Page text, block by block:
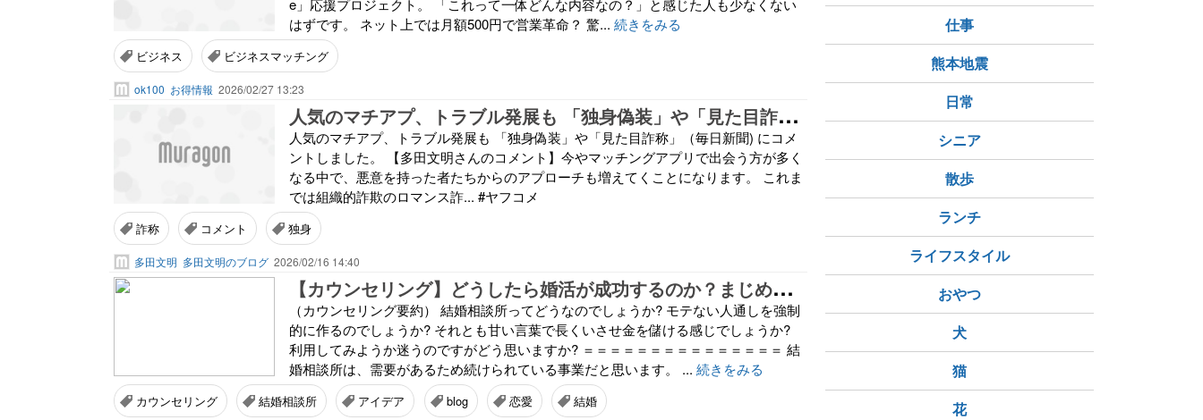
e」応援プロジェクト。 「これって一体どんな内容なの？」と感じた人も少なくない
はずです。 ネット上では月額500円で営業革命？ 驚... 続きをみる
ビジネス ビジネスマッチング
ok100 お得情報 2026/02/27 13:23
人
気のマチアプ、トラブル発展も 「独身偽装」や「見た目詐称」（毎日新聞) にコメントしました。
人気のマチアプ、トラブル発展も 「独身偽装」や「見た目詐称」（毎日新聞) にコメ
ントしました。 【多田文明さんのコメント】今やマッチングアプリで出会う方が多く
なる中で、悪意を持った者たちからのアプローチも増えてくことになります。 これま
では組織的詐欺のロマンス詐... #ヤフコメ
詐称 コメント 独身
多田文明 多田文明のブログ 2026/02/16 14:40
【
カウンセリング】どうしたら婚活が成功するのか？まじめな出会いが分からず悩む30代女性
（カウンセリング要約） 結婚相談所ってどうなのでしょうか? モテない人通しを強制
的に作るのでしょうか? それとも甘い言葉で長くいさせ金を儲ける感じでしょうか?
利用してみようか迷うのですがどう思いますか? ＝＝＝＝＝＝＝＝＝＝＝＝＝＝＝ 結
婚相談所は、需要があるため続けられている事業だと思います。 ... 続きをみる
カウンセリング 結婚相談所 アイデア blog 恋愛 結婚
仕事
熊本地震
日常
シニア
散歩
ランチ
ライフスタイル
おやつ
犬
猫
花